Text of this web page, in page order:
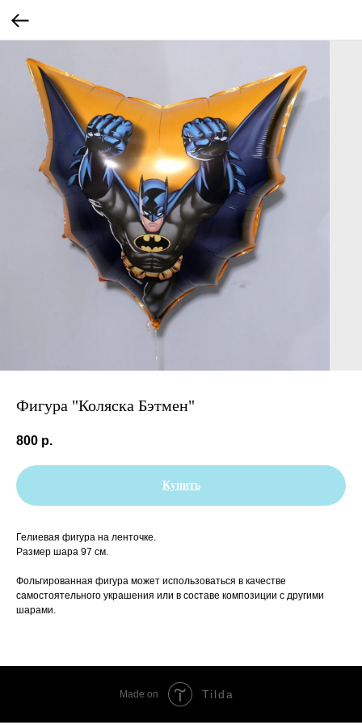
Фигура "Коляска Бэтмен"
800 р.
Купить
Гелиевая фигура на ленточке.
Размер шара 97 см.
Фольгированная фигура может использоваться в качестве
самостоятельного украшения или в составе композиции с другими
шарами.
Made on Tilda